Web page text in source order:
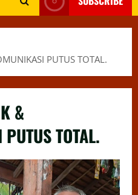
PUTUS TOTAL.
&
TOTAL.